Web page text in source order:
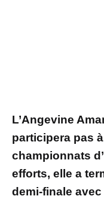
L’Angevine
participera pas
championnats
efforts, elle a
demi-finale avec